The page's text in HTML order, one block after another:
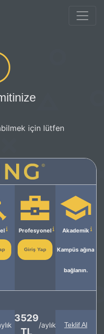
için lütfen
Profesyonel
Giriş Yap
Akademik
Kampüs ağına
bağlanın.
3529
TL
/aylık Teklif Al